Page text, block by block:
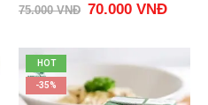
75.000VNĐ 70.000 VNĐ
HOT
-35%